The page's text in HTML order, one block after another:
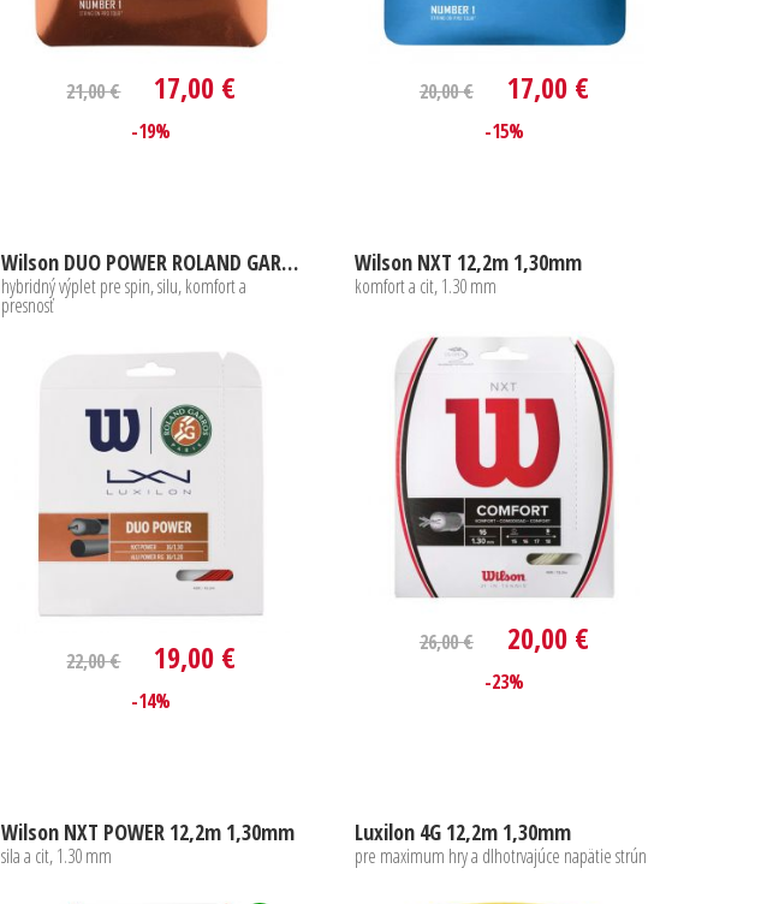
21,00 € 17,00 €
-19%
20,00 € 17,00 €
-15%
Wilson DUO POWER ROLAND GARROS
hybridný výplet pre spin, silu, komfort a
presnosť
22,00 € 19,00 €
-14%
Wilson NXT 12,2m 1,30mm
komfort a cit, 1.30 mm
26,00 € 20,00 €
-23%
Wilson NXT POWER 12,2m 1,30mm
sila a cit, 1.30 mm
Luxilon 4G 12,2m 1,30mm
pre maximum hry a dlhotrvajúce napätie strún